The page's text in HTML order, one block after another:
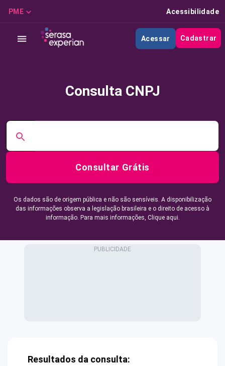
PME Acessibilidade
Acessar Cadastrar
Consulta CNPJ
Consultar Grátis
Os dados são de origem pública e não são sensíveis. A disponibilização
das informações observa a legislação brasileira e o direito de acesso à
informação. Para mais informações, Clique aqui.
Resultados da consulta: